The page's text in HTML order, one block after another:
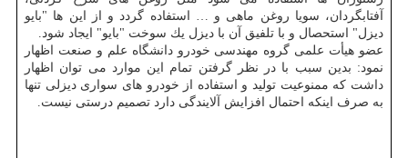
آفتابگردان، سویا روغن ماهی و … استفاده گردد و از این ها "بایو
دیزل" استحصال و با تلفیق آن با دیزل یك سوخت "بایو" ایجاد شود.
عضو هیأت علمی گروه مهندسی خودرو دانشگاه علم و صنعت اظهار
نمود: بدین سبب با در نظر گرفتن تمام این موارد می توان اظهار
داشت كه ممنوعیت تولید و استفاده از خودرو های سواری دیزلی تنها
به صرف اینكه احتمال افزایش آلایندگی دارد تصمیم درستی نیست.